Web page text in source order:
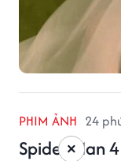
PHIM ẢNH 24
Spider-Man
×